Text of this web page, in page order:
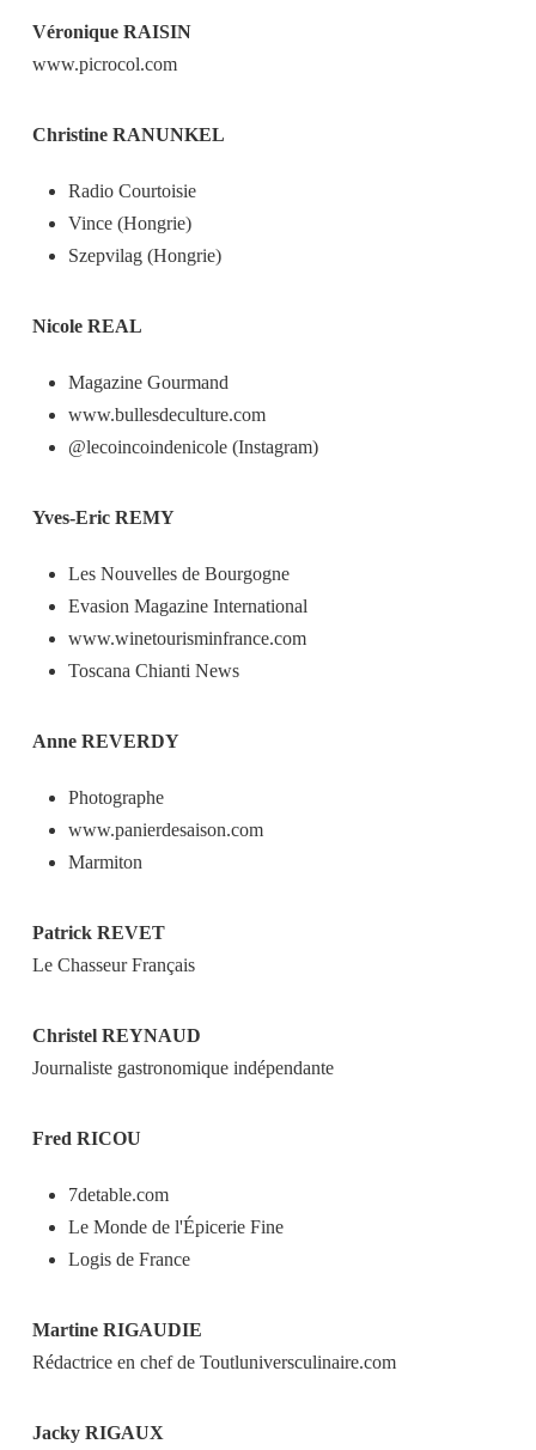
Véronique RAISIN
www.picrocol.com
Christine RANUNKEL
Radio Courtoisie
Vince (Hongrie)
Szepvilag (Hongrie)
Nicole REAL
Magazine Gourmand
www.bullesdeculture.com
@lecoincoindenicole (Instagram)
Yves-Eric REMY
Les Nouvelles de Bourgogne
Evasion Magazine International
www.winetourisminfrance.com
Toscana Chianti News
Anne REVERDY
Photographe
www.panierdesaison.com
Marmiton
Patrick REVET
Le Chasseur Français
Christel REYNAUD
Journaliste gastronomique indépendante
Fred RICOU
7detable.com
Le Monde de l'Épicerie Fine
Logis de France
Martine RIGAUDIE
Rédactrice en chef de Toutluniversculinaire.com
Jacky RIGAUX